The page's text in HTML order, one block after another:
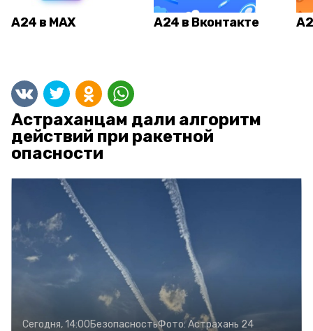
А24 в MAX А24 в Вконтакте
Астраханцам дали алгоритм
действий при ракетной
опасности
Сегодня, 14:00БезопасностьФото:Астрахань 24